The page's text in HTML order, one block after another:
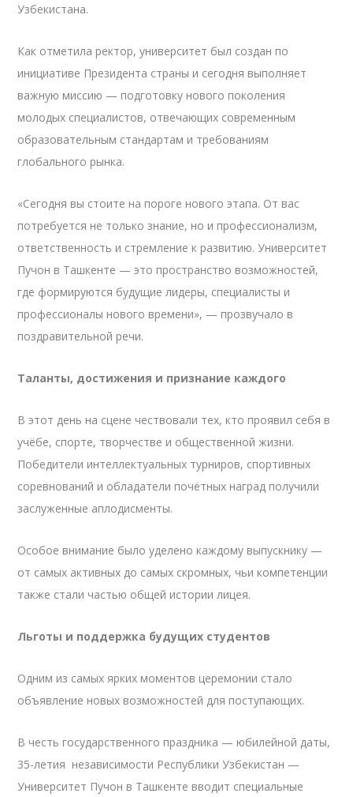
Узбекистана.
Как отметила ректор, университет был создан по
инициативе Президента страны и сегодня выполняет
важную миссию — подготовку нового поколения
молодых специалистов, отвечающих современным
образовательным стандартам и требованиям
глобального рынка.
«Сегодня вы стоите на пороге нового этапа. От вас
потребуется не только знание, но и профессионализм,
ответственность и стремление к развитию. Университет
Пучон в Ташкенте — это пространство возможностей,
где формируются будущие лидеры, специалисты и
профессионалы нового времени», — прозвучало в
поздравительной речи.
Таланты, достижения и признание каждого
В этот день на сцене чествовали тех, кто проявил себя в
учёбе, спорте, творчестве и общественной жизни.
Победители интеллектуальных турниров, спортивных
соревнований и обладатели почётных наград получили
заслуженные аплодисменты.
Особое внимание было уделено каждому выпускнику —
от самых активных до самых скромных, чьи компетенции
также стали частью общей истории лицея.
Льготы и поддержка будущих студентов
Одним из самых ярких моментов церемонии стало
объявление новых возможностей для поступающих.
В честь государственного праздника — юбилейной даты,
35-летия независимости Республики Узбекистан —
Университет Пучон в Ташкенте вводит специальные